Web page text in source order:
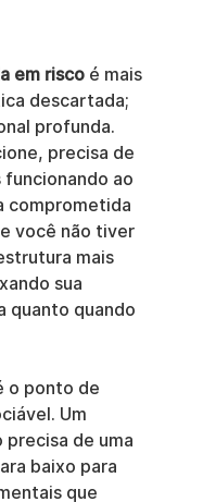
em risco é mais
descartada;
profunda.
precisa de
ao
comprometida
você não tiver
mais
sua
quanto quando
o ponto de
Um
de uma
baixo para
que